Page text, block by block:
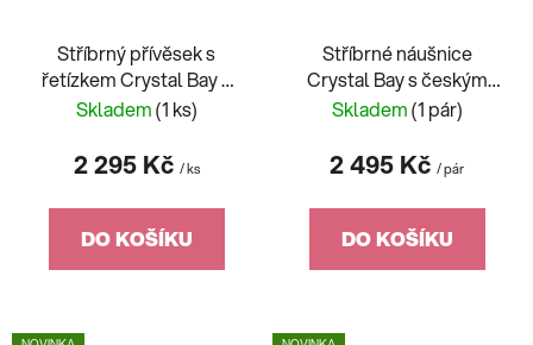
Stříbrný přívěsek s
řetízkem Crystal Bay s
českým křišťálem
Skladem(1 ks)
2 295 Kč / ks
DO KOŠÍKU
Stříbrné náušnice
Crystal Bay s českým
křišťálem Preciosa,
Skladem(1 pár)
2 495 Kč / pár
DO KOŠÍKU